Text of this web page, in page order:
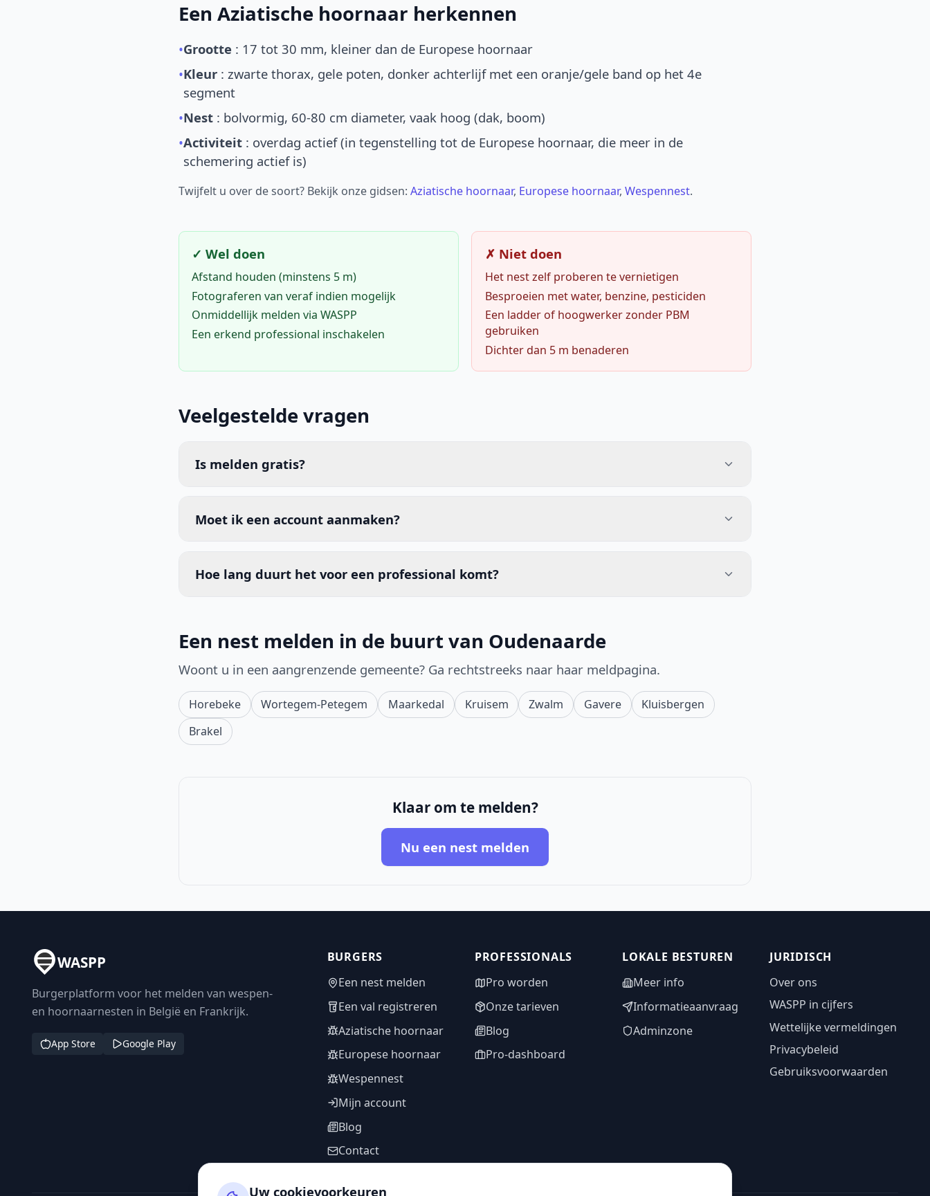
Een Aziatische hoornaar herkennen
•Grootte : 17 tot 30 mm, kleiner dan de Europese hoornaar
•Kleur : zwarte thorax, gele poten, donker achterlijf met een oranje/gele band op het 4e
segment
•Nest : bolvormig, 60-80 cm diameter, vaak hoog (dak, boom)
•Activiteit : overdag actief (in tegenstelling tot de Europese hoornaar, die meer in de
schemering actief is)
Twijfelt u over de soort? Bekijk onze gidsen: Aziatische hoornaar, Europese hoornaar, Wespennest.
✓ Wel doen
Afstand houden (minstens 5 m)
Fotograferen van veraf indien mogelijk
Onmiddellijk melden via WASPP
Een erkend professional inschakelen
✗ Niet doen
Het nest zelf proberen te vernietigen
Besproeien met water, benzine, pesticiden
Een ladder of hoogwerker zonder PBM
gebruiken
Dichter dan 5 m benaderen
Veelgestelde vragen
Is melden gratis?
Moet ik een account aanmaken?
Hoe lang duurt het voor een professional komt?
Een nest melden in de buurt van Oudenaarde
Woont u in een aangrenzende gemeente? Ga rechtstreeks naar haar meldpagina.
Horebeke Wortegem-Petegem Maarkedal Kruisem Zwalm Gavere
Kluisbergen
Brakel
Klaar om te melden?
Nu een nest melden
WASPP
Burgerplatform voor het melden van wespen-
en hoornaarnesten in België en Frankrijk.
App Store Google Play
BURGERS
Een nest melden
Een val registreren
Aziatische hoornaar
Europese hoornaar
Wespennest
Mijn account
Blog
Contact
PROFESSIONALS
Pro worden
Onze tarieven
Blog
Pro-dashboard
LOKALE BESTUREN
Meer info
Informatieaanvraag
Adminzone
JURIDISCH
Over ons
WASPP in cijfers
Wettelijke vermeldingen
Privacybeleid
Gebruiksvoorwaarden
Uw cookievoorkeuren